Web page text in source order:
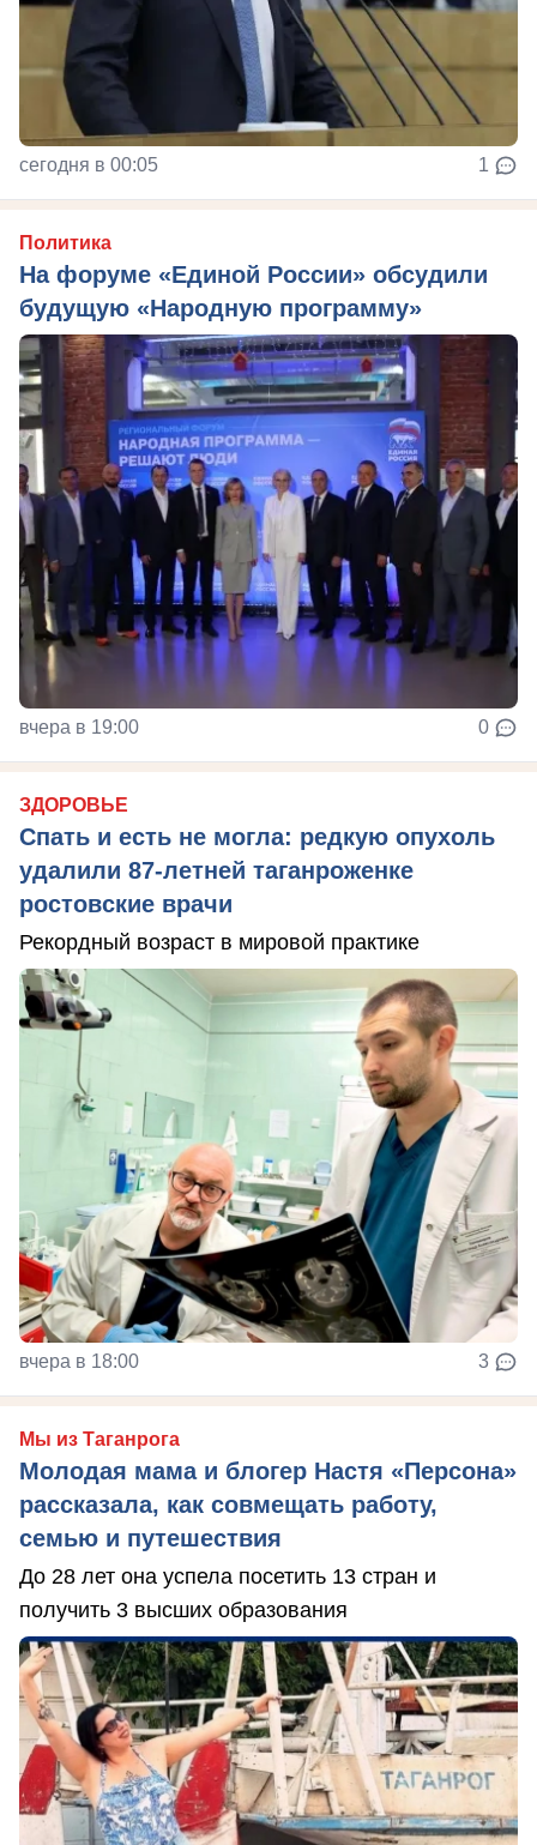
сегодня в 00:05 1
Политика
На форуме «Единой России» обсудили
будущую «Народную программу»
вчера в 19:00 0
ЗДОРОВЬЕ
Спать и есть не могла: редкую опухоль
удалили 87-летней таганроженке
ростовские врачи
Рекордный возраст в мировой практике
вчера в 18:00 3
Мы из Таганрога
Молодая мама и блогер Настя «Персона»
рассказала, как совмещать работу,
семью и путешествия
До 28 лет она успела посетить 13 стран и
получить 3 высших образования